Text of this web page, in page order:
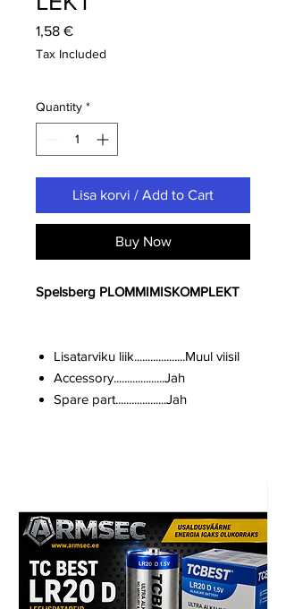
1,58 €Price
Tax Included
Quantity *
Lisa korvi / Add to Cart
Buy Now
Spelsberg PLOMMIMISKOMPLEKT
Lisatarviku liik...................Muul viisil
Accessory...................Jah
Spare part...................Jah